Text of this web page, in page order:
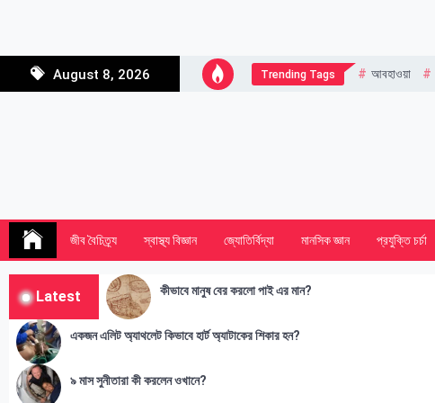
August 8, 2026
Trending Tags আবহাওয়া
জীব বৈচিত্র্য স্বাস্থ্য বিজ্ঞান জ্যোতির্বিদ্যা মানসিক জ্ঞান প্রযুক্তি চর্চা
Latest কীভাবে মানুষ বের করলো পাই এর মান?
একজন এলিট অ্যাথলেট কিভাবে হার্ট অ্যাটাকের শিকার হন?
৯ মাস সুনীতারা কী করলেন ওখানে?